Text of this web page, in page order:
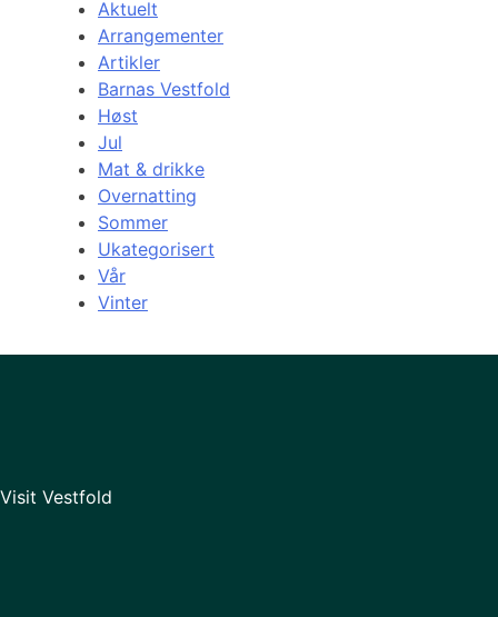
Aktuelt
Arrangementer
Artikler
Barnas Vestfold
Høst
Jul
Mat & drikke
Overnatting
Sommer
Ukategorisert
Vår
Vinter
Visit Vestfold